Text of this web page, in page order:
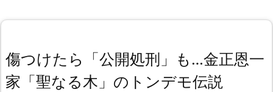
傷つけたら「公開処刑」も…金正恩一
家「聖なる木」のトンデモ伝説